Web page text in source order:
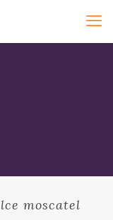
moscatel